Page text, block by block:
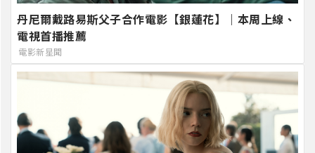
丹尼爾戴路易斯父子合作電影【銀蓮花】｜本周上線、
電視首播推薦
電影新星聞